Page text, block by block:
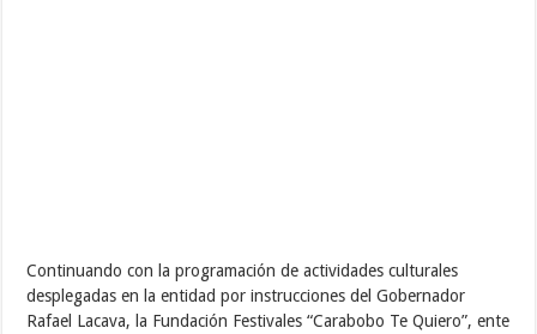
Continuando con la programación de actividades culturales
desplegadas en la entidad por instrucciones del Gobernador
Rafael Lacava, la Fundación Festivales “Carabobo Te Quiero”, ente